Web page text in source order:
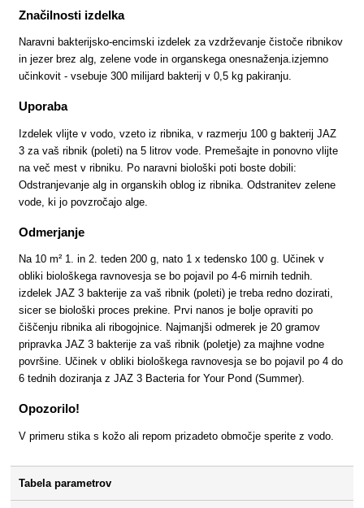
Značilnosti izdelka
Naravni bakterijsko-encimski izdelek za vzdrževanje čistoče ribnikov
in jezer brez alg, zelene vode in organskega onesnaženja.izjemno
učinkovit - vsebuje 300 milijard bakterij v 0,5 kg pakiranju.
Uporaba
Izdelek vlijte v vodo, vzeto iz ribnika, v razmerju 100 g bakterij JAZ
3 za vaš ribnik (poleti) na 5 litrov vode. Premešajte in ponovno vlijte
na več mest v ribniku. Po naravni biološki poti boste dobili:
Odstranjevanje alg in organskih oblog iz ribnika. Odstranitev zelene
vode, ki jo povzročajo alge.
Odmerjanje
Na 10 m² 1. in 2. teden 200 g, nato 1 x tedensko 100 g. Učinek v
obliki biološkega ravnovesja se bo pojavil po 4-6 mirnih tednih.
izdelek JAZ 3 bakterije za vaš ribnik (poleti) je treba redno dozirati,
sicer se biološki proces prekine. Prvi nanos je bolje opraviti po
čiščenju ribnika ali ribogojnice. Najmanjši odmerek je 20 gramov
pripravka JAZ 3 bakterije za vaš ribnik (poletje) za majhne vodne
površine. Učinek v obliki biološkega ravnovesja se bo pojavil po 4 do
6 tednih doziranja z JAZ 3 Bacteria for Your Pond (Summer).
Opozorilo!
V primeru stika s kožo ali repom prizadeto območje sperite z vodo.
Tabela parametrov